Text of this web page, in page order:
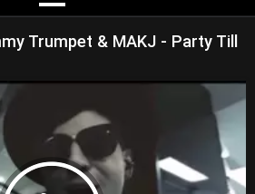
Trumpet & MAKJ - Party Till